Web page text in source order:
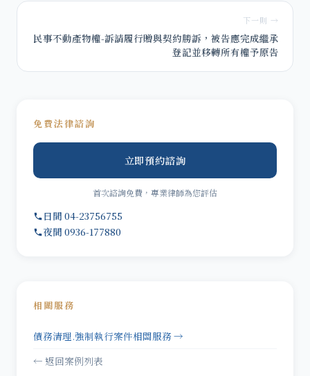
下一則 →
民事不動產物權-訴請履行贈與契約勝訴，被告應完成繼承
登記並移轉所有權予原告
免費法律諮詢
立即預約諮詢
首次諮詢免費，專業律師為您評估
日間 04-23756755
夜間 0936-177880
相關服務
債務清理.強制執行案件相關服務 →
← 返回案例列表